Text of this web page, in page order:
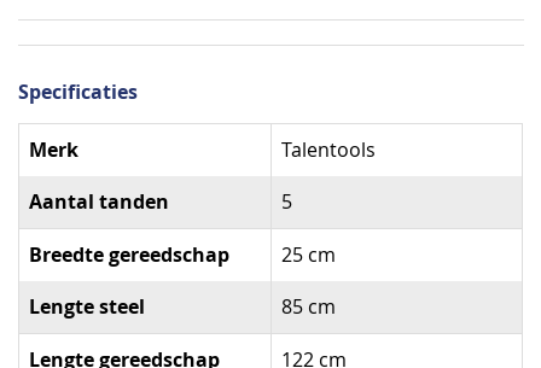
Specificaties
Specificaties
Merk Talentools
Aantal tanden 5
Breedte gereedschap 25 cm
Lengte steel 85 cm
Lengte gereedschap 122 cm